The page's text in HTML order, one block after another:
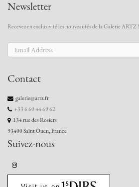
Newsletter
Recevez en exclusivité les nouveautés de la Galerie ARTZ !
Contact
galerie@artz.fr
+33 6 60 44 69 62
134 rue des Rosiers
93400 Saint Ouen, France
Suivez-nous